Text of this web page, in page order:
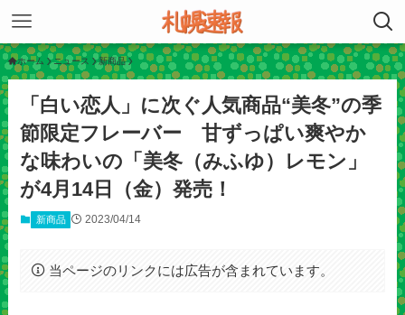
ホーム ニュース 新商品
「白い恋人」に次ぐ人気商品“美冬”の季
節限定フレーバー 甘ずっぱい爽やか
な味わいの「美冬（みふゆ）レモン」
が4月14日（金）発売！
新商品 2023/04/14
当ページのリンクには広告が含まれています。